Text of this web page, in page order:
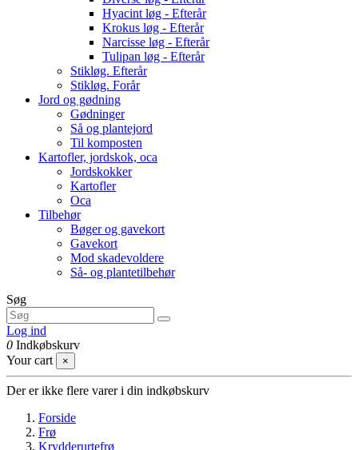
Hyacint løg - Efterår
Krokus løg - Efterår
Narcisse løg - Efterår
Tulipan løg - Efterår
Stikløg. Efterår
Stikløg. Forår
Jord og gødning
Gødninger
Så og plantejord
Til komposten
Kartofler, jordskok, oca
Jordskokker
Kartofler
Oca
Tilbehør
Bøger og gavekort
Gavekort
Mod skadevoldere
Så- og plantetilbehør
Søg
Log ind
0 Indkøbskurv
Your cart
×
Der er ikke flere varer i din indkøbskurv
Forside
Frø
Krydderurtefrø